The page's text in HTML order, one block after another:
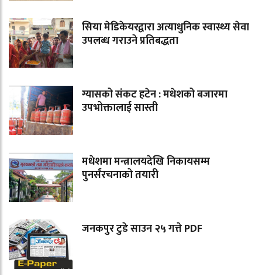
सिया मेडिकेयरद्वारा अत्याधुनिक स्वास्थ्य सेवा
उपलब्ध गराउने प्रतिबद्धता
ग्यासको संकट हटेन : मधेशको बजारमा
उपभोक्तालाई सास्ती
मधेशमा मन्त्रालयदेखि निकायसम्म
पुनर्संरचनाको तयारी
जनकपुर टुडे साउन २५ गत्ते PDF